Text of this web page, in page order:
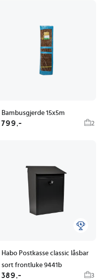
Bambusgjerde 15x5m
799,- 2
Habo Postkasse classic låsbar
sort frontluke 9441b
389,- 3